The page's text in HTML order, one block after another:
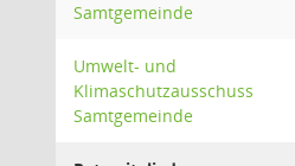
Samtgemeinde
Umwelt- und
Klimaschutzausschuss
Samtgemeinde